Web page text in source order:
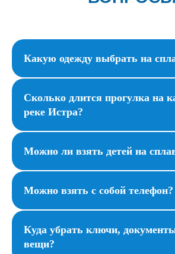
Какую одежду выбрать на
Сколько длится прогулка на
реке Истра?
Можно ли взять детей на
Можно взять с собой телефон?
Куда убрать ключи,
вещи?